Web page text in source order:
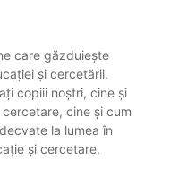
care găzduiește
și cercetării.
copiii noștri, cine și
cine și cum
la lumea în
și cercetare.